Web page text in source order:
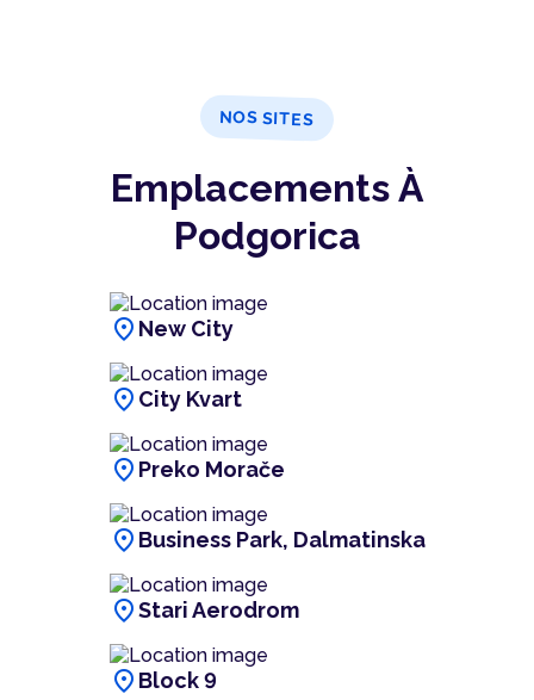
NOS SITES
Emplacements À
Podgorica
location_on New City
location_on City Kvart
location_on Preko Morače
location_on Business Park, Dalmatinska
location_onStari Aerodrom
location_on Block 9